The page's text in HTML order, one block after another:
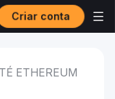
Criar conta
EUR to Ethereum
ETHEREUM